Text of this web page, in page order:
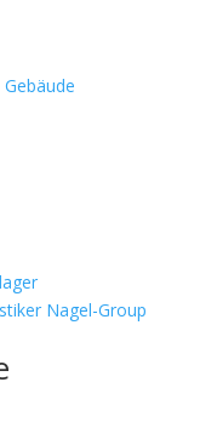
Nagel-Group